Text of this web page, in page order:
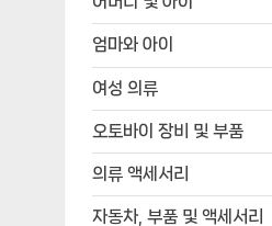
엄마와 아이
여성 의류
오토바이 장비 및 부품
의류 액세서리
자동차, 부품 및 액세서리